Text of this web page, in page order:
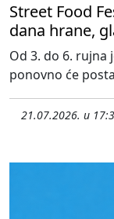
Street Food
dana hrane,
Od 3. do 6.
ponovno će
21.07.2026. u